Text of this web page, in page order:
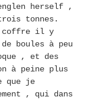
herself ,
tonnes.
coffre il y
boules à peu
, et des
à peine plus
que je
, qui dans